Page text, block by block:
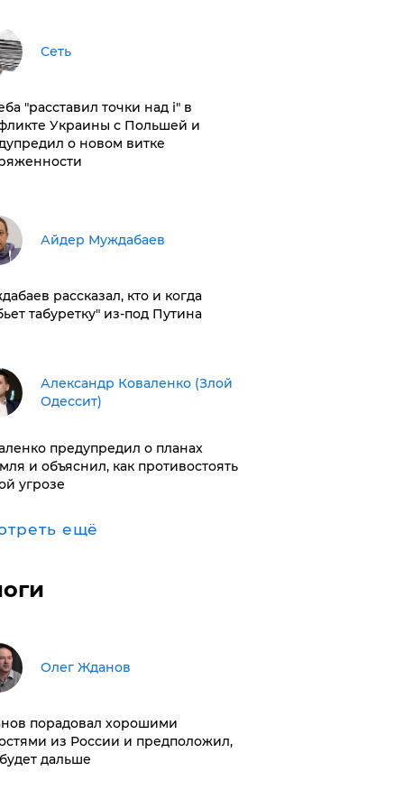
Сеть
"расставил точки над і" в
Украины с Польшей и
о новом витке
Айдер Муждабаев
рассказал, кто и когда
табуретку" из-под Путина
Александр Коваленко (Злой
Одессит)
предупредил о планах
и объяснил, как противостоять
угрозе
ещё
Олег Жданов
порадовал хорошими
из России и предположил,
дальше